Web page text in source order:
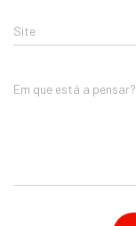
Site
Em que está a pensar?